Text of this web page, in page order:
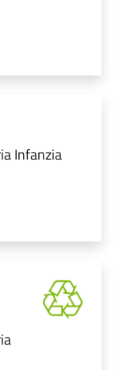
Infanzia